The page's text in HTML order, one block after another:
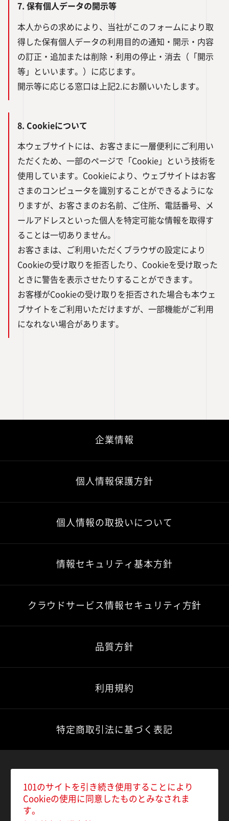
7. 保有個人データの開示等
本人からの求めにより、当社がこのフォームにより取
得した保有個人データの利用目的の通知・開示・内容
の訂正・追加または削除・利用の停止・消去（「開示
等」といいます。）に応じます。
開示等に応じる窓口は上記2.にお願いいたします。
8. Cookieについて
本ウェブサイトには、お客さまに一層便利にご利用い
ただくため、一部のページで「Cookie」という技術を
使用しています。Cookieにより、ウェブサイトはお客
さまのコンピュータを識別することができるようにな
りますが、お客さまのお名前、ご住所、電話番号、メ
ールアドレスといった個人を特定可能な情報を取得す
ることは一切ありません。
お客さまは、ご利用いただくブラウザの設定により
Cookieの受け取りを拒否したり、Cookieを受け取った
ときに警告を表示させたりすることができます。
お客様がCookieの受け取りを拒否された場合も本ウェ
ブサイトをご利用いただけますが、一部機能がご利用
になれない場合があります。
企業情報
個人情報保護方針
個人情報の取扱いについて
情報セキュリティ基本方針
クラウドサービス情報セキュリティ方針
品質方針
利用規約
特定商取引法に基づく表記
101のサイトを引き続き使用することにより
Cookieの使用に同意したものとみなされま
す。